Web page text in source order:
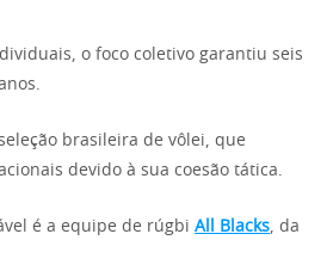
o foco coletivo garantiu seis
brasileira de vôlei, que
devido à sua coesão tática.
é a equipe de rúgbi All Blacks, da